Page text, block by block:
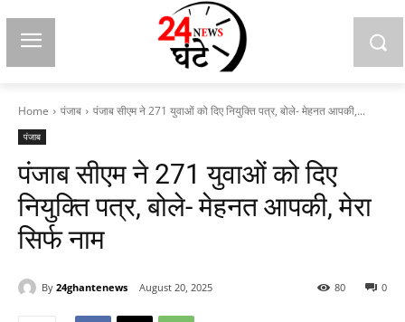
Home पंजाब पंजाब सीएम ने 271 युवाओं को दिए नियुक्ति पत्र, बोले- मेहनत आपकी,...
पंजाब
पंजाब सीएम ने 271 युवाओं को दिए
नियुक्ति पत्र, बोले- मेहनत आपकी, मेरा
सिर्फ नाम
By 24ghantenews August 20, 2025 0
80